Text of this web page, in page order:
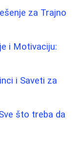
za Trajno
i Motivaciju:
i Saveti za
što treba da